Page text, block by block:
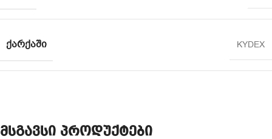
ᲥᲐᲠᲥᲐᲨᲘ KYDEX
მსგავსი პროდუქტები